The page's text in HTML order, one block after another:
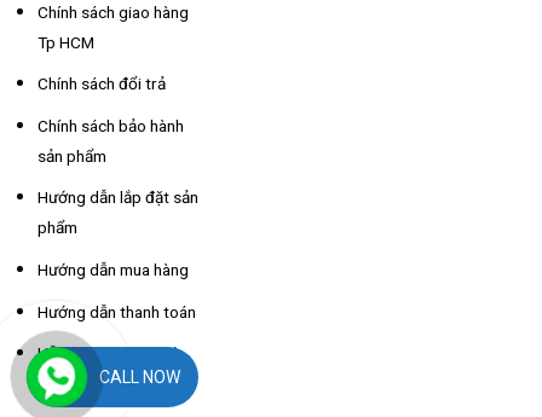
Chính sách giao hàng
Tp HCM
Chính sách đổi trả
Chính sách bảo hành
sản phẩm
Hướng dẫn lắp đặt sản
phẩm
Hướng dẫn mua hàng
Hướng dẫn thanh toán
Hỗ trợ thông tin nhà
xe các tỉnhCALL NOW